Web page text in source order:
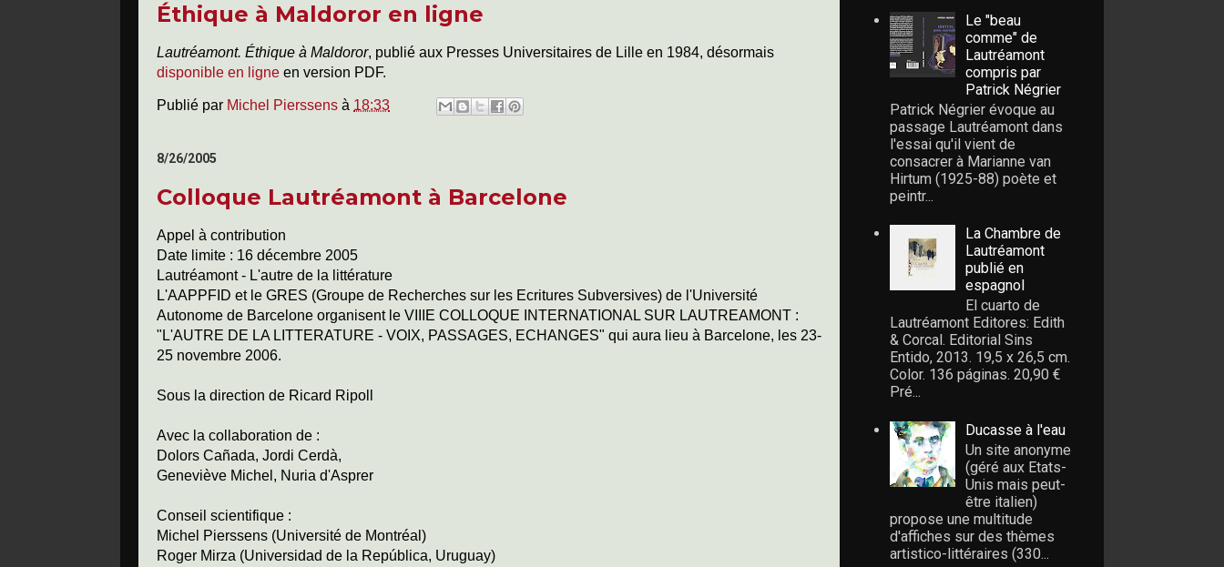
Éthique à Maldoror en ligne
Lautréamont. Éthique à Maldoror, publié aux Presses Universitaires de Lille en 1984, désormais
disponible en ligne en version PDF.
Publié par Michel Pierssens à 18:33
8/26/2005
Colloque Lautréamont à Barcelone
Appel à contribution
Date limite : 16 décembre 2005
Lautréamont - L'autre de la littérature
L'AAPPFID et le GRES (Groupe de Recherches sur les Ecritures Subversives) de l'Université
Autonome de Barcelone organisent le VIIIE COLLOQUE INTERNATIONAL SUR LAUTREAMONT :
"L'AUTRE DE LA LITTERATURE - VOIX, PASSAGES, ECHANGES" qui aura lieu à Barcelone, les 23-
25 novembre 2006.
Sous la direction de Ricard Ripoll
Avec la collaboration de :
Dolors Cañada, Jordi Cerdà,
Geneviève Michel, Nuria d'Asprer
Conseil scientifique :
Michel Pierssens (Université de Montréal)
Roger Mirza (Universidad de la República, Uruguay)
Le "beau
comme" de
Lautréamont
compris par
Patrick Négrier
Patrick Négrier évoque au
passage Lautréamont dans
l'essai qu'il vient de
consacrer à Marianne van
Hirtum (1925-88) poète et
peintr...
La Chambre de
Lautréamont
publié en
espagnol
El cuarto de
Lautréamont Editores: Edith
& Corcal. Editorial Sins
Entido, 2013. 19,5 x 26,5 cm.
Color. 136 páginas. 20,90 €
Pré...
Ducasse à l'eau
Un site anonyme
(géré aux Etats-
Unis mais peut-
être italien)
propose une multitude
d'affiches sur des thèmes
artistico-littéraires (330...